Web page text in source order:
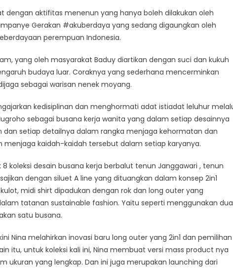
dengan aktifitas menenun yang hanya boleh dilakukan oleh
Gerakan #akuberdaya yang sedang digaungkan oleh
perempuan Indonesia.
yang oleh masyarakat Baduy diartikan dengan suci dan kukuh
budaya luar. Coraknya yang sederhana mencerminkan
sebagai warisan nenek moyang.
kedisiplinan dan menghormati adat istiadat leluhur
sebagai busana kerja wanita yang dalam setiap desainnya
setiap detailnya dalam rangka menjaga kehormatan dan
menjaga kaidah-kaidah tersebut dalam setiap karyanya.
koleksi desain busana kerja berbalut tenun Janggawari , tenun
dengan siluet A line yang dituangkan dalam konsep 2in1
midi shirt dipadukan dengan rok dan long outer yang
tatanan sustainable fashion. Yaitu seperti menggunakan dua
satu busana.
Nina melahirkan inovasi baru long outer yang 2in1 dan pemilihan
itu, untuk koleksi kali ini, Nina membuat versi mass product nya
ukuran yang lengkap. Dan ini juga merupakan launching dari